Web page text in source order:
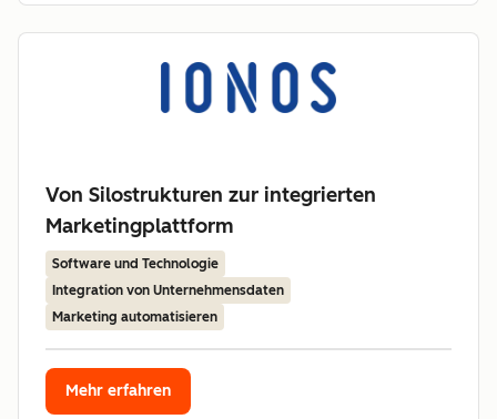
Von Silostrukturen zur integrierten
Marketingplattform
Software und Technologie
Integration von Unternehmensdaten
Marketing automatisieren
Mehr erfahren